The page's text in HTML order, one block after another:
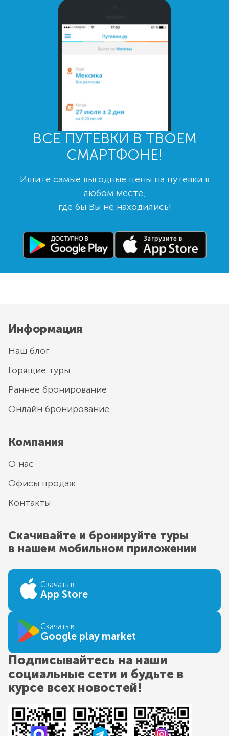
ВСЕ ПУТЕВКИ В ТВОЕМ
СМАРТФОНЕ!
Ищите самые выгодные цены на путевки в
любом месте,
где бы Вы не находились!
Информация
Наш блог
Горящие туры
Раннее бронирование
Онлайн бронирование
Компания
О нас
Офисы продаж
Контакты
Скачивайте и бронируйте туры
в нашем мобильном приложении
Скачать в
App Store
Скачать в
Google play market
Подписывайтесь на наши
социальные сети и будьте в
курсе всех новостей!